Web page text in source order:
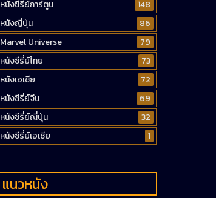
หนังซีรี่ย์การ์ตูน
148
หนังญี่ปุ่น
86
Marvel Universe
79
หนังซีรี่ย์ไทย
73
หนังเอเชีย
72
หนังซีรี่ย์จีน
69
หนังซีรี่ย์ญี่ปุ่น
32
หนังซีรี่ย์เอเชีย
1
แนวหนัง